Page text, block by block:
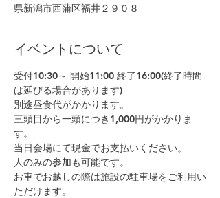
県新潟市西蒲区福井２９０８
イベントについて
受付10:30～ 開始11:00 終了16:00(終了時間
は延びる場合があります)
別途昼食代がかかります。
三頭目から一頭につき1,000円がかかりま
す。
当日会場にて現金でお支払いください。
人のみの参加も可能です。
お車でお越しの際は施設の駐車場をご利用い
ただけます。